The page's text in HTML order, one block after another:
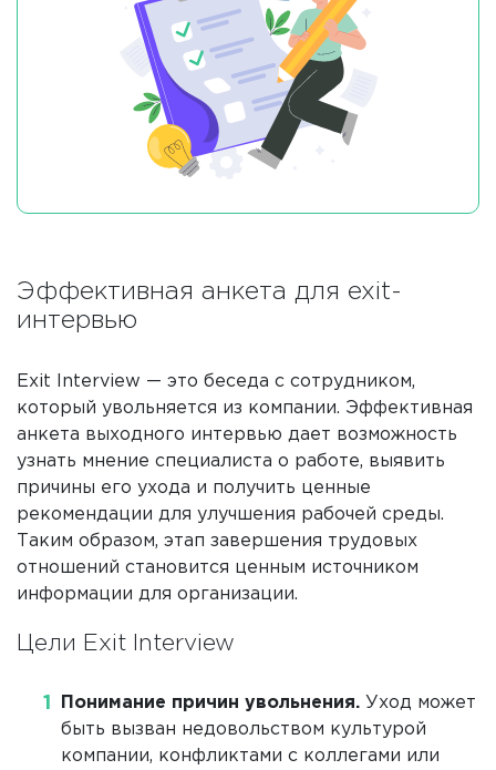
Эффективная анкета для exit-
интервью
Exit Interview — это беседа с сотрудником,
который увольняется из компании. Эффективная
анкета выходного интервью дает возможность
узнать мнение специалиста о работе, выявить
причины его ухода и получить ценные
рекомендации для улучшения рабочей среды.
Таким образом, этап завершения трудовых
отношений становится ценным источником
информации для организации.
Цели Exit Interview
Понимание причин увольнения. Уход может
быть вызван недовольством культурой
компании, конфликтами с коллегами или